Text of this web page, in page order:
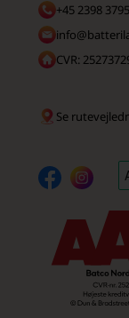
+45 2398
CVR:
Se